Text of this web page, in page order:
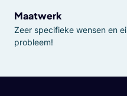
Maatwerk
Zeer specifieke wensen en
probleem!